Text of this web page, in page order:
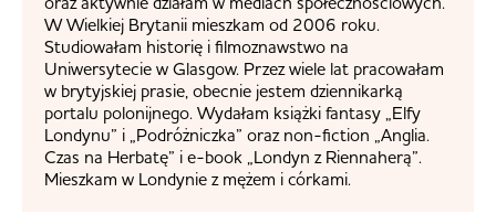
W Wielkiej Brytanii mieszkam od 2006 roku.
Studiowałam historię i filmoznawstwo na
Uniwersytecie w Glasgow. Przez wiele lat pracowałam
w brytyjskiej prasie, obecnie jestem dziennikarką
portalu polonijnego. Wydałam książki fantasy „Elfy
Londynu” i „Podróżniczka” oraz non-fiction „Anglia.
Czas na Herbatę” i e-book „Londyn z Riennaherą”.
Mieszkam w Londynie z mężem i córkami.